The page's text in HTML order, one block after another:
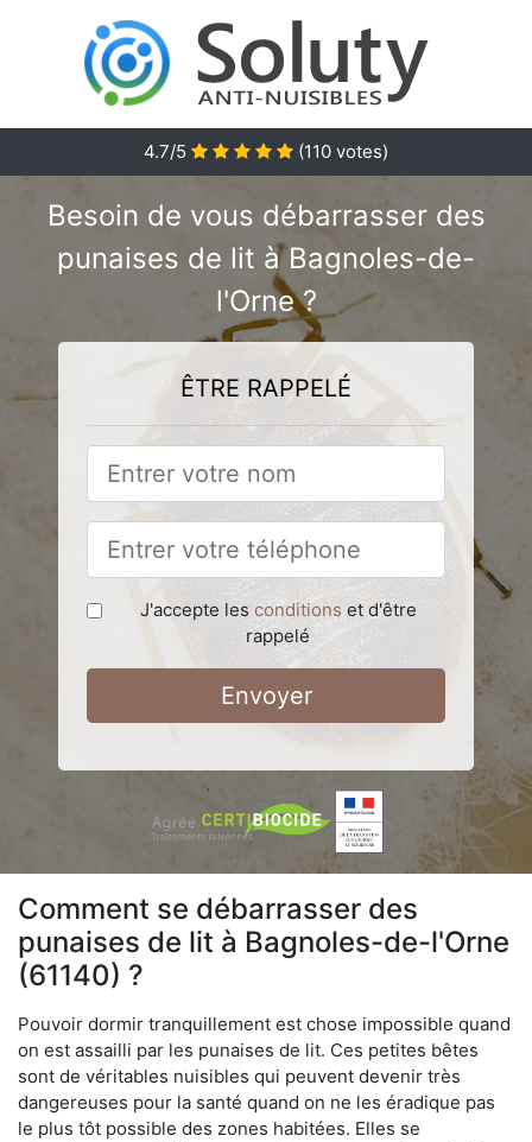
4.7/5 (110 votes)
Besoin de vous débarrasser des
punaises de lit à Bagnoles-de-
l'Orne ?
ÊTRE RAPPELÉ
J'accepte les conditions et d'être
rappelé
Envoyer
Comment se débarrasser des
punaises de lit à Bagnoles-de-l'Orne
(61140) ?
Pouvoir dormir tranquillement est chose impossible quand
on est assailli par les punaises de lit. Ces petites bêtes
sont de véritables nuisibles qui peuvent devenir très
dangereuses pour la santé quand on ne les éradique pas
le plus tôt possible des zones habitées. Elles se